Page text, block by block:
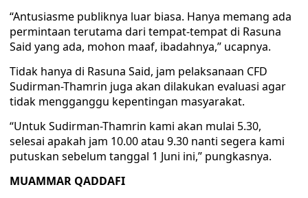
“Antusiasme publiknya luar biasa. Hanya memang ada
permintaan terutama dari tempat-tempat di Rasuna
Said yang ada, mohon maaf, ibadahnya,” ucapnya.
Tidak hanya di Rasuna Said, jam pelaksanaan CFD
Sudirman-Thamrin juga akan dilakukan evaluasi agar
tidak mengganggu kepentingan masyarakat.
“Untuk Sudirman-Thamrin kami akan mulai 5.30,
selesai apakah jam 10.00 atau 9.30 nanti segera kami
putuskan sebelum tanggal 1 Juni ini,” pungkasnya.
MUAMMAR QADDAFI